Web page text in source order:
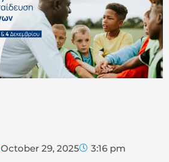
October 29, 2025 3:16 pm